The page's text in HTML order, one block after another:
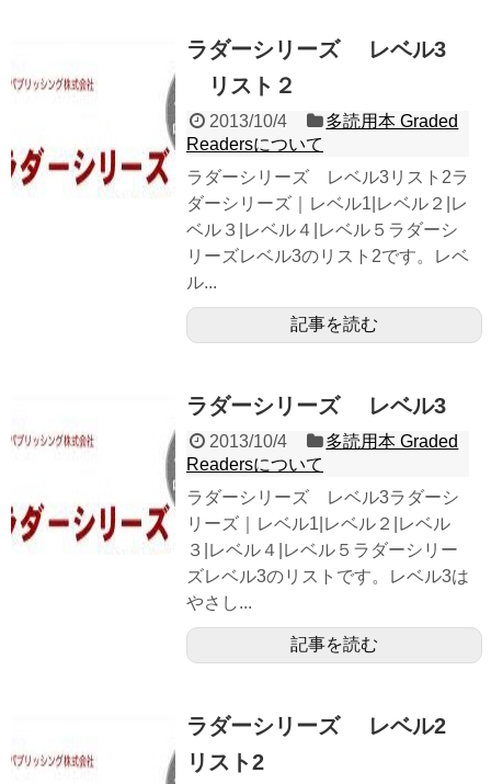
ラダーシリーズ レベル3
リスト２
2013/10/4
多読用本 Graded
Readersについて
ラダーシリーズ レベル3リスト2ラ
ダーシリーズ｜レベル1|レベル２|レ
ベル３|レベル４|レベル５ラダーシ
リーズレベル3のリスト2です。レベ
ル...
記事を読む
ラダーシリーズ レベル3
2013/10/4
多読用本 Graded
Readersについて
ラダーシリーズ レベル3ラダーシ
リーズ｜レベル1|レベル２|レベル
３|レベル４|レベル５ラダーシリー
ズレベル3のリストです。レベル3は
やさし...
記事を読む
ラダーシリーズ レベル2
リスト2